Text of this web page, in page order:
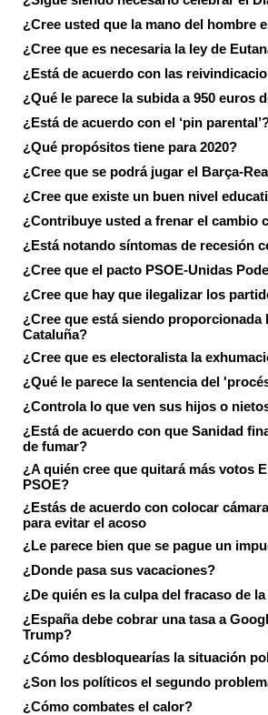
¿Cree usted que la mano del hombre
¿Cree que es necesaria la ley de
¿Está de acuerdo con las
¿Qué le parece la subida a 950 euros
¿Está de acuerdo con el ‘pin
¿Qué propósitos tiene para 2020?
¿Cree que se podrá jugar el Barça-
¿Cree que existe un buen nivel
¿Contribuye usted a frenar el cambio
¿Está notando síntomas de recesión
¿Cree que el pacto PSOE-Unidas
¿Cree que hay que ilegalizar los
¿Cree que está siendo proporcionada
Cataluña?
¿Cree que es electoralista la
¿Qué le parece la sentencia del
¿Controla lo que ven sus hijos o
¿Está de acuerdo con que Sanidad
de fumar?
¿A quién cree que quitará más votos
PSOE?
¿Estás de acuerdo con colocar
para evitar el acoso
¿Le parece bien que se pague un
¿Donde pasa sus vacaciones?
¿De quién es la culpa del fracaso de
¿España debe cobrar una tasa a
Trump?
¿Cómo desbloquearías la situación
¿Son los políticos el segundo
¿Cómo combates el calor?